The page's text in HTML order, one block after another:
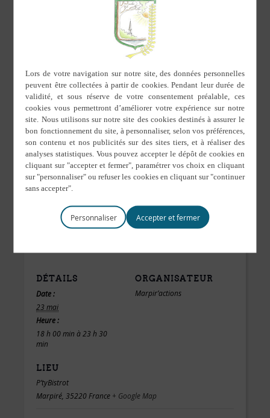
DÉTAILS
Date :
23 mai
Heure :
18 h 00 min à 23 h 30
min
LIEU
P’tyBistrot
Marpiré 35220 France + Google Map
ORGANISATEUR
Marpir’actions
Personnaliser